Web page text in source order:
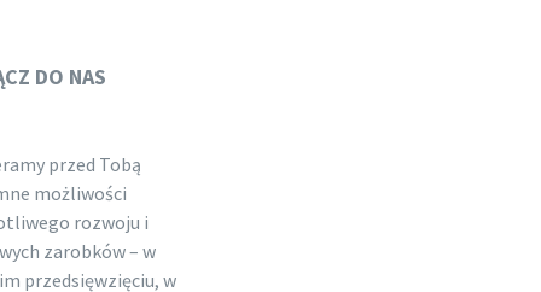
DO NAS
przed Tobą
możliwości
rozwoju i
zarobków – w
przedsięwzięciu, w